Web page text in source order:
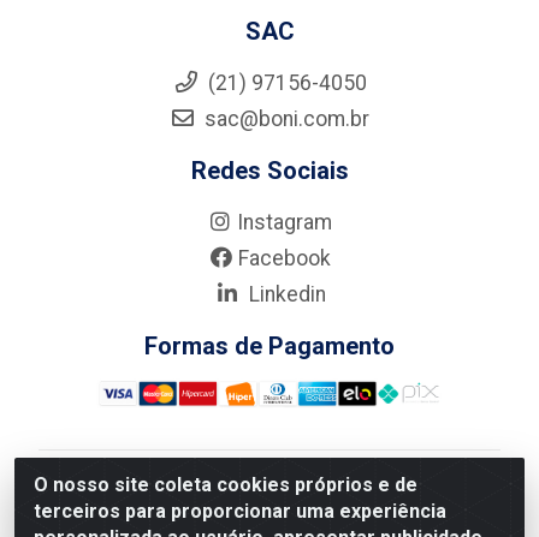
O nosso site coleta cookies próprios e de
terceiros para proporcionar uma experiência
SAC
(21) 97156-4050
sac@boni.com.br
Redes Sociais
Instagram
Facebook
Linkedin
Formas de Pagamento
Nova Boni Distribuidora de Material de Construção LTDA
- Rua Alice Tibiriçá, 330 - Vila Da Penha, Rio de